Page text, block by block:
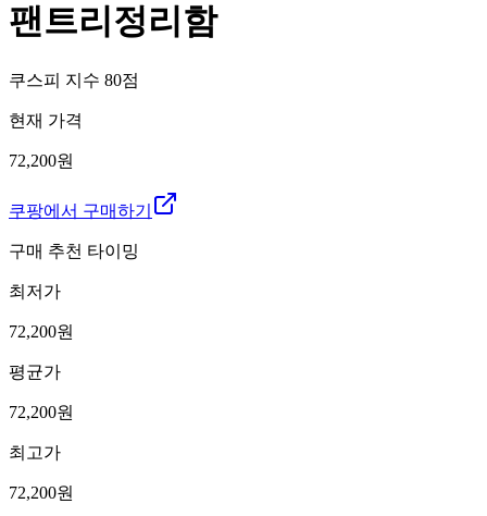
팬트리정리함
쿠스피 지수 80점
현재 가격
72,200원
쿠팡에서 구매하기
구매 추천 타이밍
최저가
72,200원
평균가
72,200원
최고가
72,200원